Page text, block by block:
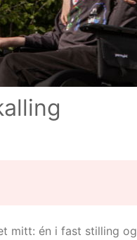
mitt: én i fast stilling og